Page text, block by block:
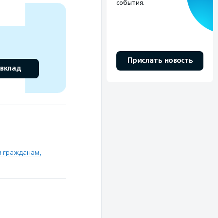
гражданам,
события.
Прислать новость